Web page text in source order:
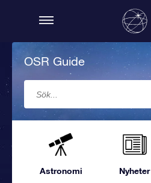
OSR Guide
Astronomi Nyheter